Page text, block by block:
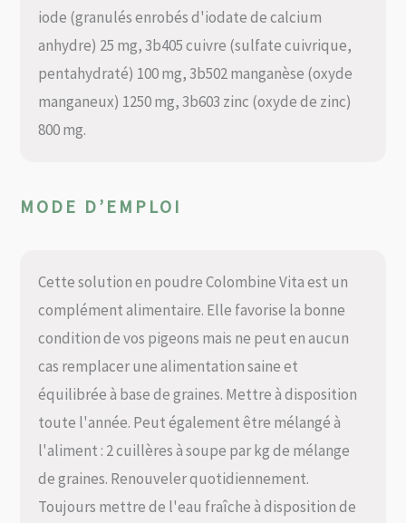
iode (granulés enrobés d'iodate de calcium
anhydre) 25 mg, 3b405 cuivre (sulfate cuivrique,
pentahydraté) 100 mg, 3b502 manganèse (oxyde
manganeux) 1250 mg, 3b603 zinc (oxyde de zinc)
800 mg.
MODE D’EMPLOI
Cette solution en poudre Colombine Vita est un
complément alimentaire. Elle favorise la bonne
condition de vos pigeons mais ne peut en aucun
cas remplacer une alimentation saine et
équilibrée à base de graines. Mettre à disposition
toute l'année. Peut également être mélangé à
l'aliment : 2 cuillères à soupe par kg de mélange
de graines. Renouveler quotidiennement.
Toujours mettre de l'eau fraîche à disposition de